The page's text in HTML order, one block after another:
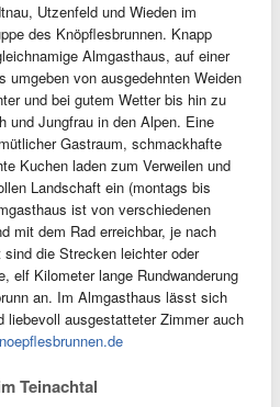
Utzenfeld und Wieden im
des Knöpflesbrunnen. Knapp
Almgasthaus, auf einer
umgeben von ausgedehnten Weiden
und bei gutem Wetter bis hin zu
und Jungfrau in den Alpen. Eine
Gastraum, schmackhafte
Kuchen laden zum Verweilen und
Landschaft ein (montags bis
ist von verschiedenen
mit dem Rad erreichbar, je nach
die Strecken leichter oder
elf Kilometer lange Rundwanderung
an. Im Almgasthaus lässt sich
liebevoll ausgestatteter Zimmer auch
Teinachtal